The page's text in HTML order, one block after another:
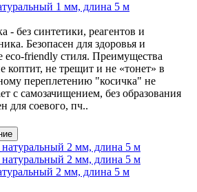
1 мм, длина 5 м
- без синтетики, реагентов и
Безопасен для здоровья и
friendly стиля. Преимущества
коптит, не трещит и не «тонет» в
переплетению "косичка" не
с самозачищением, без образования
для соевого, пч..
2 мм, длина 5 м